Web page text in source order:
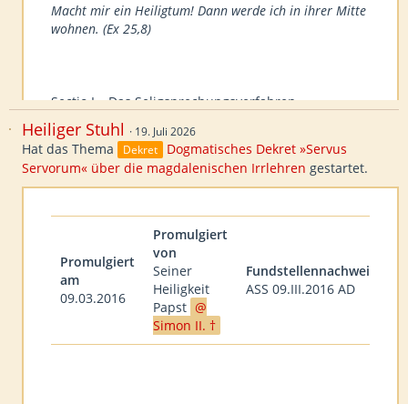
Macht mir ein Heiligtum! Dann werde ich in ihrer Mitte
wohnen. (Ex 25,8)
Sectio I – Das Seligsprechungsverfahren
1. Christus selbst hat
Heiliger Stuhl 19. Juli 2026
Hat das Thema Dekret
Dogmatisches Dekret »Servus
Servorum« über die magdalenischen Irrlehren gestartet.
Promulgiert
am
09.03.2016
Promulgiert
von
Seiner
Heiligkeit
Papst
Simon II. †
Fundstellennachweis
ASS 09.III.2016 AD